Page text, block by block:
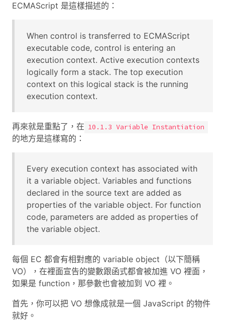
ECMAScript 是這樣描述的：
When control is transferred to ECMAScript
executable code, control is entering an
execution context. Active execution contexts
logically form a stack. The top execution
context on this logical stack is the running
execution context.
再來就是重點了，在 10.1.3 Variable Instantiation
的地方是這樣寫的：
Every execution context has associated with
it a variable object. Variables and functions
declared in the source text are added as
properties of the variable object. For function
code, parameters are added as properties of
the variable object.
每個 EC 都會有相對應的 variable object（以下簡稱
VO），在裡面宣告的變數跟函式都會被加進 VO 裡面，
如果是 function，那參數也會被加到 VO 裡。
首先，你可以把 VO 想像成就是一個 JavaScript 的物件
就好。